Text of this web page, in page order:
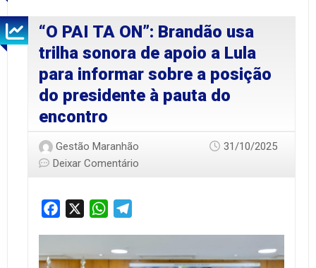
“O PAI TA ON”: Brandão usa
trilha sonora de apoio a Lula
para informar sobre a posição
do presidente à pauta do
encontro
Gestão Maranhão
31/10/2025
Deixar Comentário
Facebook WhatsApp